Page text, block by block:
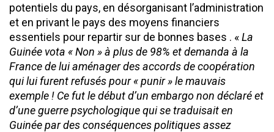
potentiels du pays, en désorganisant l’administration
et en privant le pays des moyens financiers
essentiels pour repartir sur de bonnes bases . «La
Guinée vota « Non » à plus de 98% et demanda à la
France de lui aménager des accords de coopération
qui lui furent refusés pour « punir » le mauvais
exemple ! Ce fut le début d’un embargo non déclaré et
d’une guerre psychologique qui se traduisait en
Guinée par des conséquences politiques assez